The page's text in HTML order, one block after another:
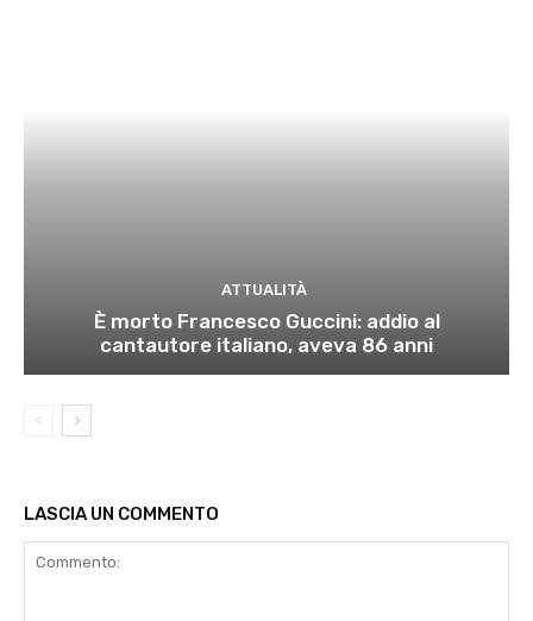
ATTUALITÀ
È morto Francesco Guccini: addio al
cantautore italiano, aveva 86 anni
LASCIA UN COMMENTO